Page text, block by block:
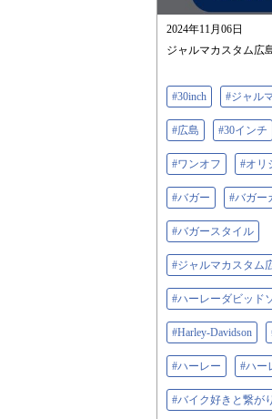
2024年11月06日
ジャルマカスタム広
#30inch #ジャル
#広島 #30インチ
#ワンオフ #オリ
#バガー #バガー
#バガースタイル
#ジャルマカスタム
#ハーレーダビッド
#Harley-Davidson
#ハーレー #ハー
#バイク好きと繋が